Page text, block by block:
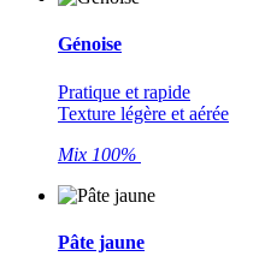
Génoise
Pratique et rapide
Texture légère et aérée
Mix 100%
Pâte jaune